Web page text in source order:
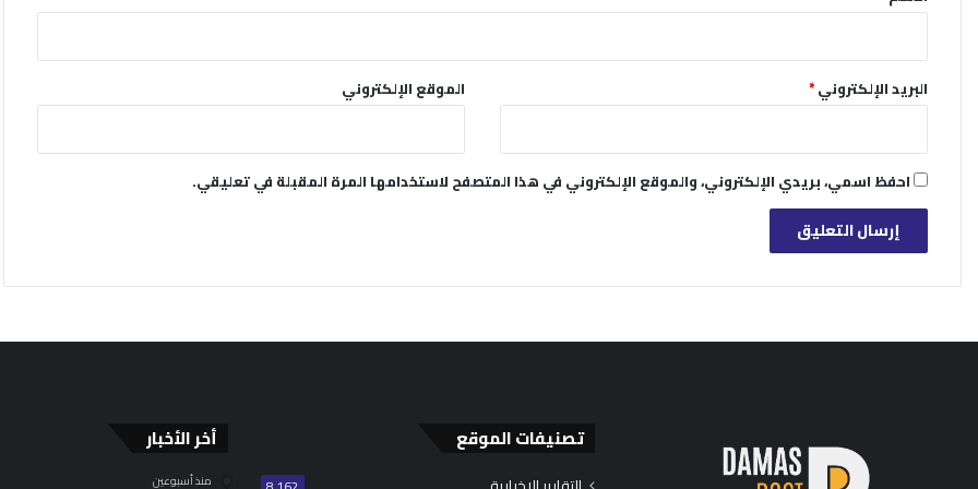
البريد الإلكتروني* الموقع الإلكتروني
احفظ اسمي، بريدي الإلكتروني، والموقع الإلكتروني في هذا المتصفح لاستخدامها المرة المقبلة في تعليقي.
تصنيفات الموقع أخر الأخبار
منذ أسبوعين